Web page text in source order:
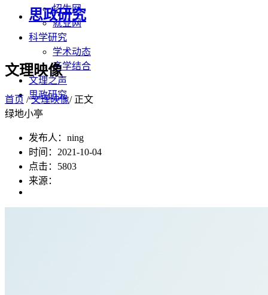
招生网
就业网
科学研究
学术动态
产学结合
文理之声
思政研究
思政研究
文理映像
首页 /文理映像/ 正文
绿地小亭
发布人：ning
时间：2021-10-04
点击： 5803
来源：